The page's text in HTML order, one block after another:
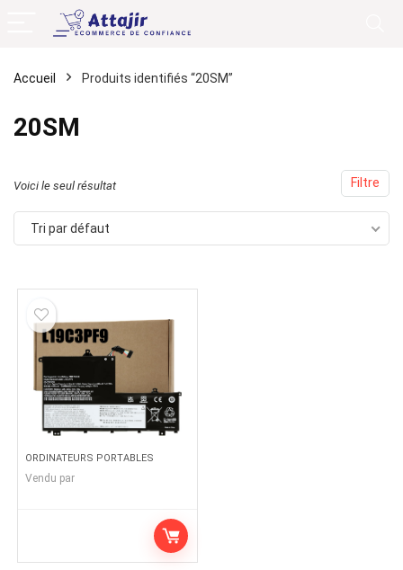
Accueil Produits identifiés “20SM”
20SM
Filtre
Voici le seul résultat
Tri par défaut
ORDINATEURS PORTABLES
Vendu par